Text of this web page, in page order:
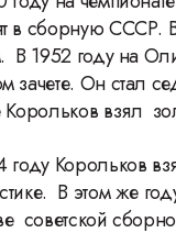
в сборную СССР.
В 1952 году на
зачете. Он стал
Корольков взял
году Корольков
В этом же
советской